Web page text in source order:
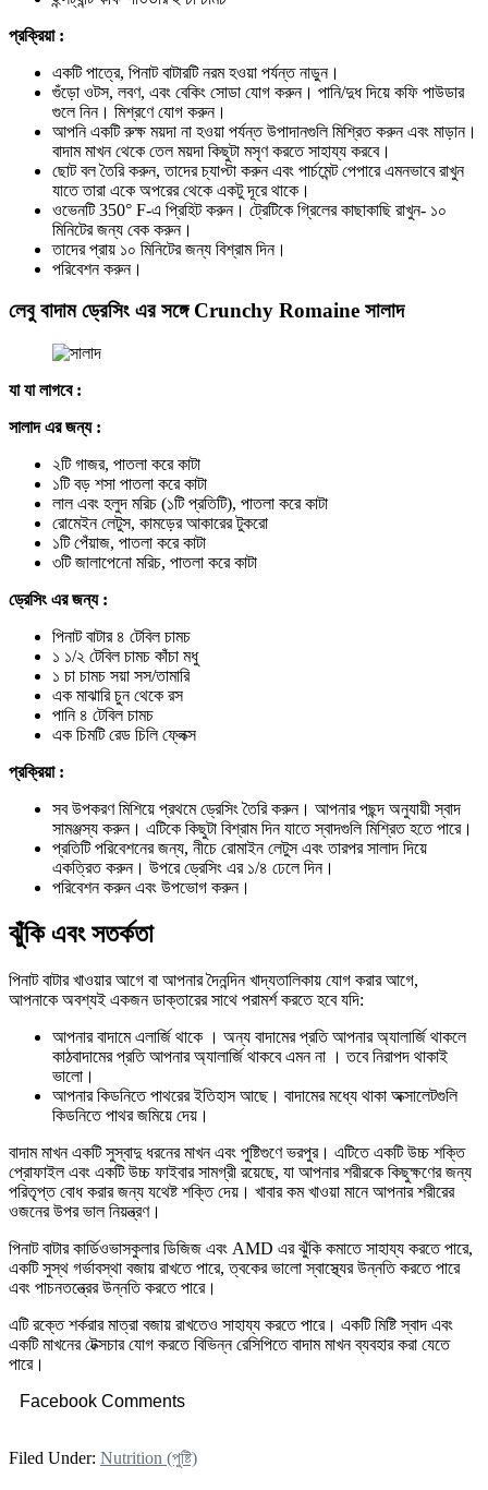
প্রক্রিয়া :
একটি পাত্রে, পিনাট বাটারটি নরম হওয়া পর্যন্ত নাড়ুন।
গুঁড়ো ওটস, লবণ, এবং বেকিং সোডা যোগ করুন। পানি/দুধ দিয়ে কফি পাউডার
গুলে নিন। মিশ্রণে যোগ করুন।
আপনি একটি রুক্ষ ময়দা না হওয়া পর্যন্ত উপাদানগুলি মিশ্রিত করুন এবং মাড়ান।
বাদাম মাখন থেকে তেল ময়দা কিছুটা মসৃণ করতে সাহায্য করবে।
ছোট বল তৈরি করুন, তাদের চ্যাপ্টা করুন এবং পার্চমেন্ট পেপারে এমনভাবে রাখুন
যাতে তারা একে অপরের থেকে একটু দূরে থাকে।
ওভেনটি 350° F-এ প্রিহিট করুন। ট্রেটিকে গ্রিলের কাছাকাছি রাখুন- ১০
মিনিটের জন্য বেক করুন।
তাদের প্রায় ১০ মিনিটের জন্য বিশ্রাম দিন।
পরিবেশন করুন।
লেবু বাদাম ড্রেসিং এর সঙ্গে Crunchy Romaine সালাদ
যা যা লাগবে :
সালাদ এর জন্য :
২টি গাজর, পাতলা করে কাটা
১টি বড় শসা পাতলা করে কাটা
লাল এবং হলুদ মরিচ (১টি প্রতিটি), পাতলা করে কাটা
রোমেইন লেটুস, কামড়ের আকারের টুকরো
১টি পেঁয়াজ, পাতলা করে কাটা
৩টি জালাপেনো মরিচ, পাতলা করে কাটা
ড্রেসিং এর জন্য :
পিনাট বাটার ৪ টেবিল চামচ
১ ১/২ টেবিল চামচ কাঁচা মধু
১ চা চামচ সয়া সস/তামারি
এক মাঝারি চুন থেকে রস
পানি ৪ টেবিল চামচ
এক চিমটি রেড চিলি ফ্লেক্স
প্রক্রিয়া :
সব উপকরণ মিশিয়ে প্রথমে ড্রেসিং তৈরি করুন। আপনার পছন্দ অনুযায়ী স্বাদ
সামঞ্জস্য করুন। এটিকে কিছুটা বিশ্রাম দিন যাতে স্বাদগুলি মিশ্রিত হতে পারে।
প্রতিটি পরিবেশনের জন্য, নীচে রোমাইন লেটুস এবং তারপর সালাদ দিয়ে
একত্রিত করুন। উপরে ড্রেসিং এর ১/৪ ঢেলে দিন।
পরিবেশন করুন এবং উপভোগ করুন।
ঝুঁকি এবং সতর্কতা
পিনাট বাটার খাওয়ার আগে বা আপনার দৈনন্দিন খাদ্যতালিকায় যোগ করার আগে,
আপনাকে অবশ্যই একজন ডাক্তারের সাথে পরামর্শ করতে হবে যদি:
আপনার বাদামে এলার্জি থাকে । অন্য বাদামের প্রতি আপনার অ্যালার্জি থাকলে
কাঠবাদামের প্রতি আপনার অ্যালার্জি থাকবে এমন না । তবে নিরাপদ থাকাই
ভালো।
আপনার কিডনিতে পাথরের ইতিহাস আছে। বাদামের মধ্যে থাকা অক্সালেটগুলি
কিডনিতে পাথর জমিয়ে দেয়।
বাদাম মাখন একটি সুস্বাদু ধরনের মাখন এবং পুষ্টিগুণে ভরপুর। এটিতে একটি উচ্চ শক্তি
প্রোফাইল এবং একটি উচ্চ ফাইবার সামগ্রী রয়েছে, যা আপনার শরীরকে কিছুক্ষণের জন্য
পরিতৃপ্ত বোধ করার জন্য যথেষ্ট শক্তি দেয়। খাবার কম খাওয়া মানে আপনার শরীরের
ওজনের উপর ভাল নিয়ন্ত্রণ।
পিনাট বাটার কার্ডিওভাসকুলার ডিজিজ এবং AMD এর ঝুঁকি কমাতে সাহায্য করতে পারে,
একটি সুস্থ গর্ভাবস্থা বজায় রাখতে পারে, ত্বকের ভালো স্বাস্থ্যের উন্নতি করতে পারে
এবং পাচনতন্ত্রের উন্নতি করতে পারে।
এটি রক্তে শর্করার মাত্রা বজায় রাখতেও সাহায্য করতে পারে। একটি মিষ্টি স্বাদ এবং
একটি মাখনের টেক্সচার যোগ করতে বিভিন্ন রেসিপিতে বাদাম মাখন ব্যবহার করা যেতে
পারে।
Facebook Comments
Filed Under: Nutrition (পুষ্টি)